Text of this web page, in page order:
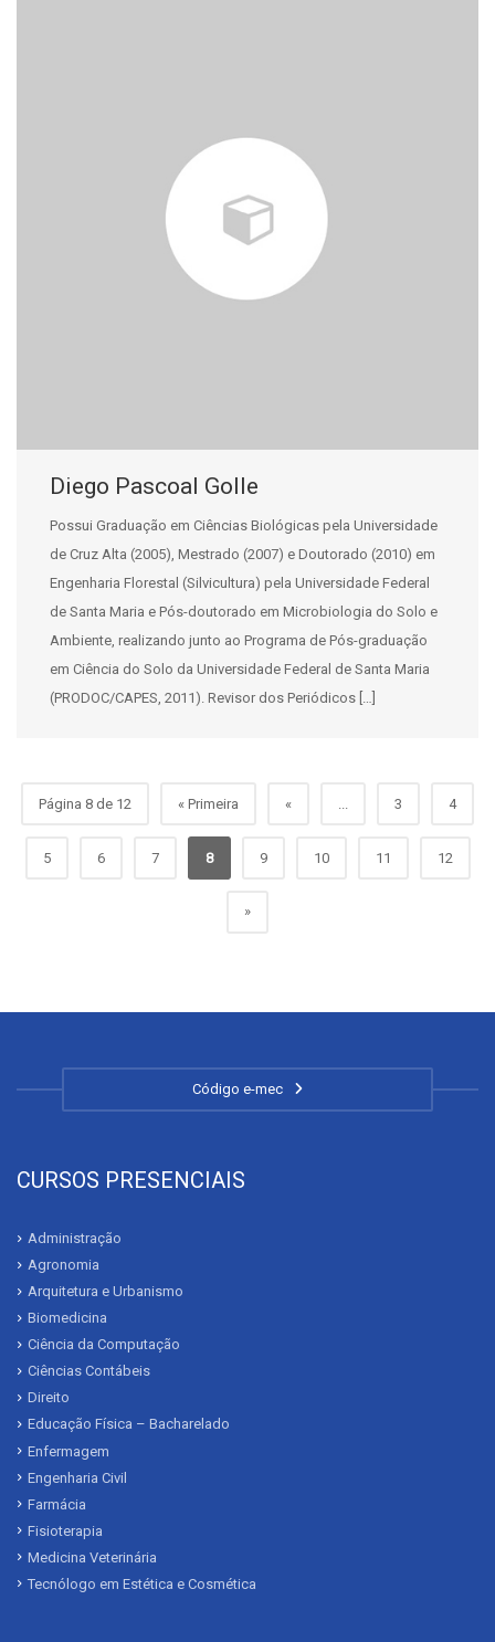
Diego Pascoal Golle
Possui Graduação em Ciências Biológicas pela Universidade
de Cruz Alta (2005), Mestrado (2007) e Doutorado (2010) em
Engenharia Florestal (Silvicultura) pela Universidade Federal
de Santa Maria e Pós-doutorado em Microbiologia do Solo e
Ambiente, realizando junto ao Programa de Pós-graduação
em Ciência do Solo da Universidade Federal de Santa Maria
(PRODOC/CAPES, 2011). Revisor dos Periódicos […]
Página 8 de 12 « Primeira « ... 3 4
5 6 7 8 9 10 11 12
»
Código e-mec
CURSOS PRESENCIAIS
Administração
Agronomia
Arquitetura e Urbanismo
Biomedicina
Ciência da Computação
Ciências Contábeis
Direito
Educação Física – Bacharelado
Enfermagem
Engenharia Civil
Farmácia
Fisioterapia
Medicina Veterinária
Tecnólogo em Estética e Cosmética